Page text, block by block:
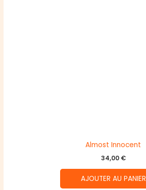
Almost Innocent
34,00 €
AJOUTER AU PANIER